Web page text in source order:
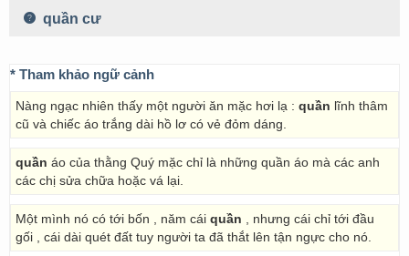
quần cư
* Tham khảo ngữ cảnh
Nàng ngạc nhiên thấy một người ăn mặc hơi lạ : quần lĩnh thâm
cũ và chiếc áo trắng dài hồ lơ có vẻ đỏm dáng.
quần áo của thằng Quý mặc chỉ là những quần áo mà các anh
các chị sửa chữa hoặc vá lại.
Một mình nó có tới bốn , năm cái quần , nhưng cái chỉ tới đầu
gối , cái dài quét đất tuy người ta đã thắt lên tận ngực cho nó.